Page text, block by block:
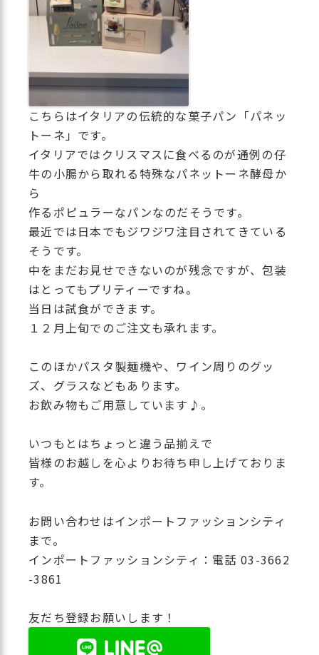
こちらはイタリアの伝統的な菓子パン「パネッ
トーネ」です。
イタリアではクリスマスに食べるのが通例の仔
牛の小腸から取れる特殊なパネットーネ酵母か
ら
作るポピュラーなパンなのだそうです。
最近では日本でもジワジワ注目されてきている
そうです。
中をまだお見せできないのが残念ですが、包装
はとってもプリティーですね。
当日は試食ができます。
１２月上旬でのご注文も承れます。
このほかパスタ製麺機や、ワイン周りのグッ
ズ、グラスなどもあります。
お飲み物もご用意しています♪。
いつもとはちょっと違う品揃えで
皆様のお越しを心よりお待ち申し上げておりま
す。
お問い合わせはインポートファッションシティ
まで。
インポートファッションシティ：電話 03-3662
-3861
友だち登録お願いします！